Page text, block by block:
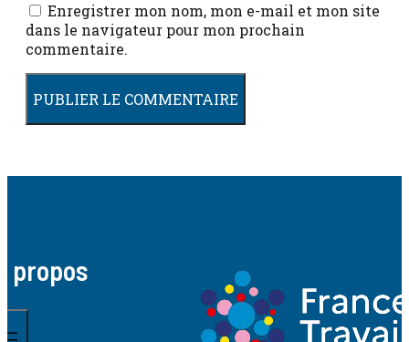
Enregistrer mon nom, mon e-mail et mon site
dans le navigateur pour mon prochain
commentaire.
propos